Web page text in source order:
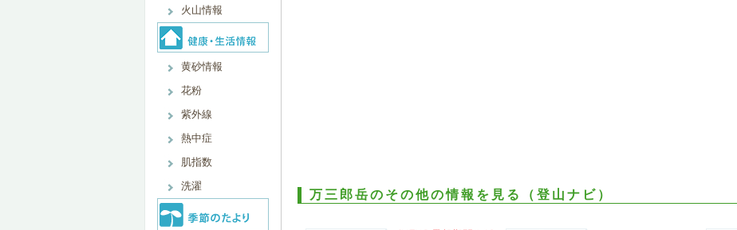
火山情報
黄砂情報
花粉
紫外線
熱中症
肌指数
洗濯
万三郎岳のその他の情報を見る（登山ナビ）